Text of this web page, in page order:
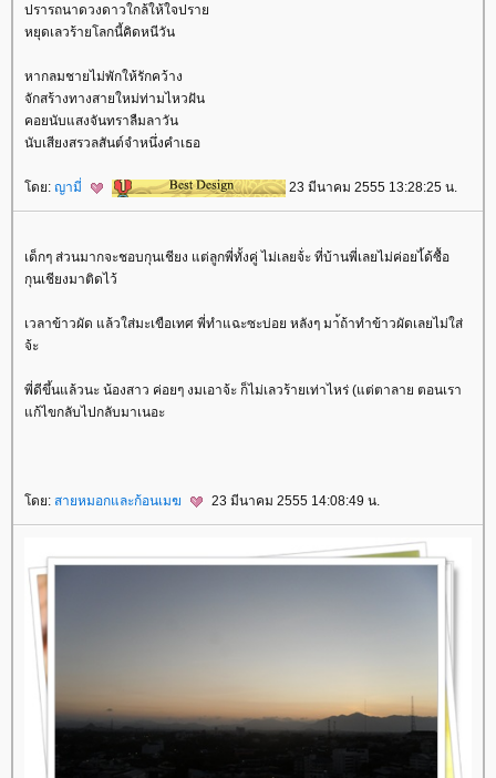
ปรารถนาดวงดาวใกล้ให้ใจปรา
หยุดเลวร้ายโลกนี้คิดหนีวัน
หากลมชายไม่พักให้รักคว้าง
จักสร้างทางสายใหม่ท่ามไหวฝัน
คอยนับแสงจันทราลืมลาวัน
นับเสียงสรวลสันต์จำหนึ่งคำเธอ
ดย: ญามี่ 23 มีนาคม 2555 13:28:25 น.
เด็กๆ ส่วนมากจะชอบกุนเชียง แต่ลูกพี่ทั้งคู่ ไม่เลยจ้่ะ ที่บ้านพี่เลยไม่ค่อยไ้ด้ซื้อ
กุนเชียงมาติดไว้
เวลาข้าวผัด แล้วใส่มะเขือเทศ พี่ทำแฉะซะบ่อย หลังๆ มา้ถ้าทำข้าวผัดเลยไม่ใส่
จ้ะ
พี่ดีขึ้นแล้วนะ น้องสาว ค่อยๆ งมเอาจ้ะ ก็ไม่เลวร้ายเท่าไหร่ (แต่ตาลาย ตอนเรา
ก้ไขกลับไปกลับมาเนอะ
ดย: สายหมอกและก้อนเมฆ 23 มีนาคม 2555 14:08:49 น.